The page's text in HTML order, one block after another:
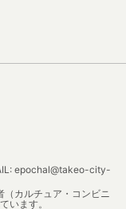
epochal@takeo-city-
カルチュア・コンビニ
います。